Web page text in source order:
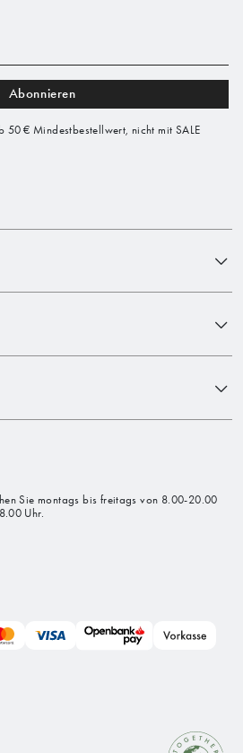
Abonnieren
€ Mindestbestellwert, nicht mit SALE
Sie montags bis freitags von 8.00-20.00
Uhr.